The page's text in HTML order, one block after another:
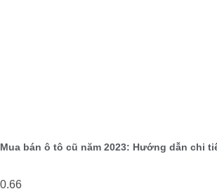
Mua bán ô tô cũ năm 2023: Hướng dẫn chi